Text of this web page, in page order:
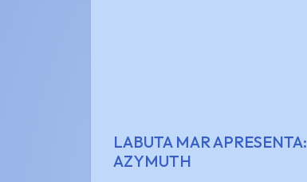
LABUTA MAR APRESENTA:
AZYMUTH